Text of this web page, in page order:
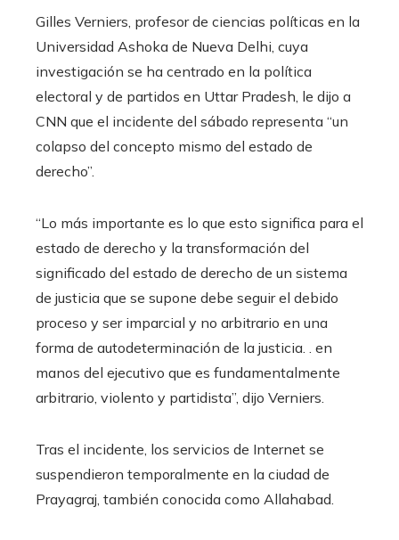
Gilles Verniers, profesor de ciencias políticas en la
Universidad Ashoka de Nueva Delhi, cuya
investigación se ha centrado en la política
electoral y de partidos en Uttar Pradesh, le dijo a
CNN que el incidente del sábado representa “un
colapso del concepto mismo del estado de
derecho”.
“Lo más importante es lo que esto significa para el
estado de derecho y la transformación del
significado del estado de derecho de un sistema
de justicia que se supone debe seguir el debido
proceso y ser imparcial y no arbitrario en una
forma de autodeterminación de la justicia. . en
manos del ejecutivo que es fundamentalmente
arbitrario, violento y partidista”, dijo Verniers.
Tras el incidente, los servicios de Internet se
suspendieron temporalmente en la ciudad de
Prayagraj, también conocida como Allahabad.